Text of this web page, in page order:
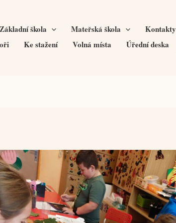
Základní škola Mateřská škola Kontakty
Ke stažení Volná místa Úřední deska